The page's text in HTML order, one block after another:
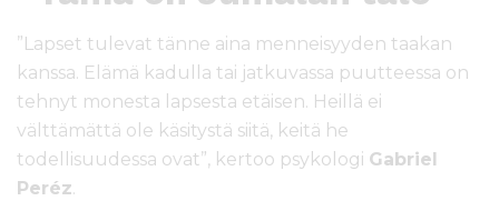
”Lapset tulevat tänne aina menneisyyden taakan
kanssa. Elämä kadulla tai jatkuvassa puutteessa on
tehnyt monesta lapsesta etäisen. Heillä ei
välttämättä ole käsitystä siitä, keitä he
todellisuudessa ovat”, kertoo psykologi Gabriel
Peréz.